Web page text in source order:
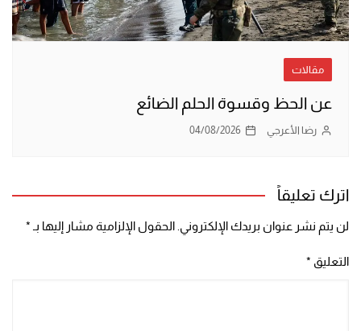
مقالات
عن الحظ وقسوة الحلم الضائع
رضا الأعرجي 04/08/2026
اترك تعليقاً
لن يتم نشر عنوان بريدك الإلكتروني. الحقول الإلزامية مشار إليها بـ *
التعليق *